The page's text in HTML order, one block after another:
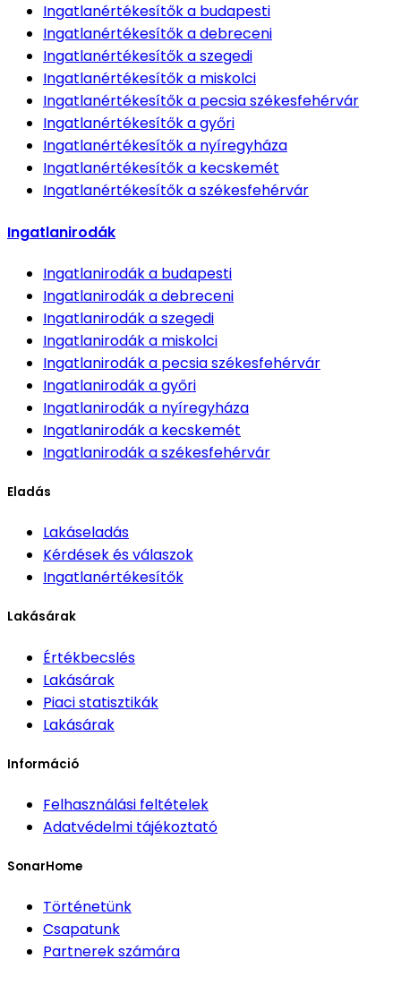
Ingatlanértékesítőka budapesti
Ingatlanértékesítőka debreceni
Ingatlanértékesítőka szegedi
Ingatlanértékesítőka miskolci
Ingatlanértékesítőka pecsia székesfehérvár
Ingatlanértékesítőka győri
Ingatlanértékesítőka nyíregyháza
Ingatlanértékesítőka kecskemét
Ingatlanértékesítőka székesfehérvár
Ingatlanirodák
Ingatlanirodáka budapesti
Ingatlanirodáka debreceni
Ingatlanirodáka szegedi
Ingatlanirodáka miskolci
Ingatlanirodáka pecsia székesfehérvár
Ingatlanirodáka győri
Ingatlanirodáka nyíregyháza
Ingatlanirodáka kecskemét
Ingatlanirodáka székesfehérvár
Eladás
Lakáseladás
Kérdések és válaszok
Ingatlanértékesítők
Lakásárak
Értékbecslés
Lakásárak
Piaci statisztikák
Lakásárak
Információ
Felhasználási feltételek
Adatvédelmi tájékoztató
SonarHome
Történetünk
Csapatunk
Partnerek számára